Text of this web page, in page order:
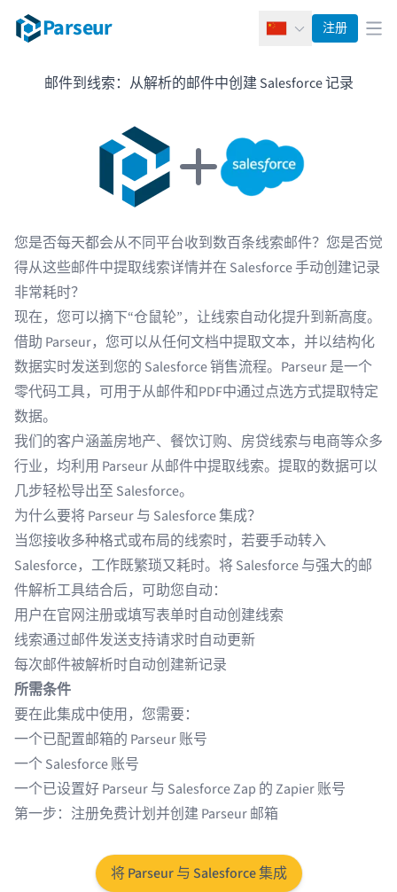
Parseur 简体中文
注册 打
邮件到线索：从解析的邮件中创建 Salesforce 记录
您是否每天都会从不同平台收到数百条线索邮件？您是否觉
得从这些邮件中提取线索详情并在 Salesforce手动创建记录
非常耗时？
现在，您可以摘下“仓鼠轮”，让线索自动化提升到新高度。
借助 Parseur，您可以从任何文档中提取文本，并以结构化
数据实时发送到您的 Salesforce 销售流程。Parseur 是一个
零代码工具，可用于从邮件和PDF中通过点选方式提取特定
数据。
我们的客户涵盖房地产、 餐饮订购、 房贷线索与电商等众多
行业，均利用 Parseur 从邮件中提取线索。提取的数据可以
几步轻松导出至 Salesforce。
为什么要将 Parseur 与 Salesforce 集成？
当您接收多种格式或布局的线索时，若要手动转入
Salesforce，工作既繁琐又耗时。将 Salesforce 与强大的邮
件解析工具结合后，可助您自动：
用户在官网注册或填写表单时自动创建线索
线索通过邮件发送支持请求时自动更新
每次邮件被解析时自动创建新记录
所需条件
要在此集成中使用，您需要：
一个已配置邮箱的 Parseur账号
一个Salesforce账号
一个已设置好 Parseur 与 Salesforce Zap 的Zapier账号
第一步：注册免费计划并创建 Parseur 邮箱
将 Parseur 与 Salesforce 集成